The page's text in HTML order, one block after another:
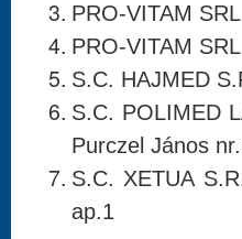
PRO-VITAM
PRO-VITAM
S.C. HAJMED
S.C. POLIMED
Purczel János
S.C. XETUA
ap.1